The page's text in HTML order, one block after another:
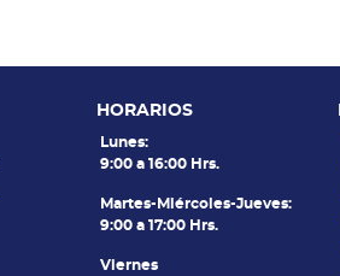
HORARIOS
Lunes:
9:00 a 16:00 Hrs.
Martes-Miércoles-Jueves:
9:00 a 17:00 Hrs.
Viernes